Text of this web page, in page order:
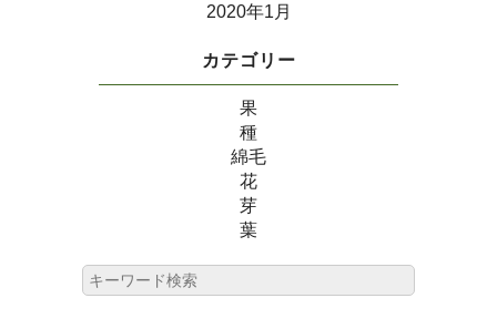
2020年1月
カテゴリー
果
種
綿毛
花
芽
葉